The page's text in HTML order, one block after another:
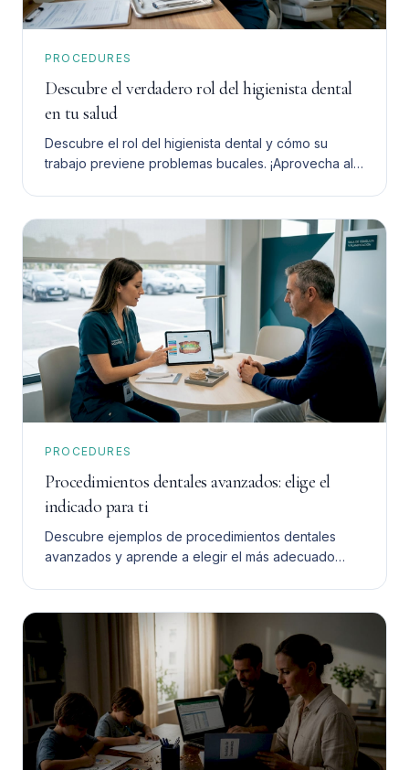
PROCEDURES
Descubre el verdadero rol del higienista dental
en tu salud
Descubre el rol del higienista dental y cómo su
trabajo previene problemas bucales. ¡Aprovecha al
PROCEDURES
Procedimientos dentales avanzados: elige el
indicado para ti
Descubre ejemplos de procedimientos dentales
avanzados y aprende a elegir el más adecuado